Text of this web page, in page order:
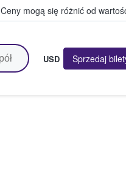
Ceny mogą się różnić od
USD Sprzedaj